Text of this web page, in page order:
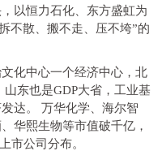
以恒力石化、东方盛虹为
不散、搬不走、压不垮”的
化中心一个经济中心，北
山东也是GDP大省，工业基
达。 万华化学、海尔智
华熙生物等市值破千亿，
市公司分布。